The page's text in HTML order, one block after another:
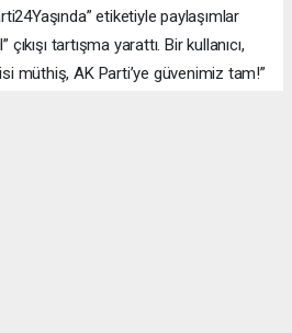
etiketiyle paylaşımlar
çıkışı tartışma yarattı. Bir kullanıcı,
müthiş, AK Parti’ye güvenimiz tam!”